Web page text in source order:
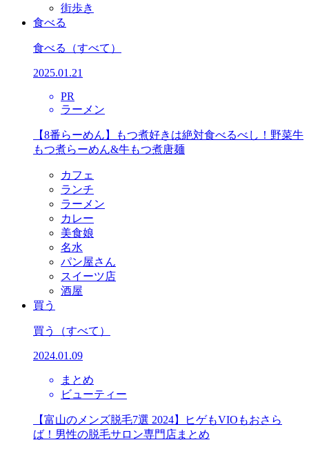
街歩き
食べる
食べる （すべて）
2025.01.21
PR
ラーメン
【8番らーめん】もつ煮好きは絶対食べるべし！野菜牛
もつ煮らーめん&牛もつ煮唐麺
カフェ
ランチ
ラーメン
カレー
美食娘
名水
パン屋さん
スイーツ店
酒屋
買う
買う （すべて）
2024.01.09
まとめ
ビューティー
【富山のメンズ脱毛7選 2024】ヒゲもVIOもおさら
ば！男性の脱毛サロン専門店まとめ